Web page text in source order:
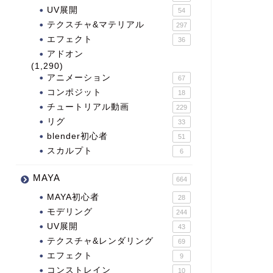
UV展開 54
テクスチャ&マテリアル 297
エフェクト 36
アドオン
(1,290)
アニメーション
67
コンポジット 18
チュートリアル動画 229
リグ 33
blender初心者 51
スカルプト 6
MAYA 664
MAYA初心者 28
モデリング 244
UV展開 43
テクスチャ&レンダリング 69
エフェクト 9
コンストレイン 10